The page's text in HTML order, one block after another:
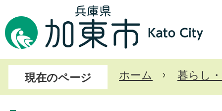
現在のページ ホーム 暮らし